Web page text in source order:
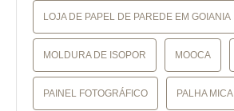
LOJA DE PAPEL DE PAREDE EM GOIANIA
MOLDURA DE ISOPOR MOOCA
PAINEL FOTOGRÁFICO PALHA MICA